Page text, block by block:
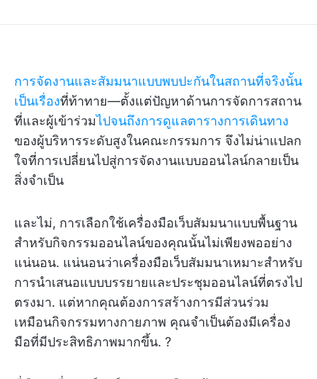
การจัดงานและสัมมนาแบบพบปะกันในสถานที่จริงนั้น
เป็นเรื่องที่ท้าทาย—ตั้งแต่ปัญหาด้านการจัดการสถาน
ที่และผู้เข้าร่วมไปจนถึงการดูแลตารางการเดินทาง
ของผู้บริหารระดับสูงในคณะกรรมการ จึงไม่น่าแปลก
ใจที่การเปลี่ยนไปสู่การจัดงานแบบออนไลน์กลายเป็น
สิ่งจำเป็น
และไม่, การเลือกใช้เครื่องมือเว็บสัมมนาแบบพื้นฐาน
สำหรับกิจกรรมออนไลน์ของคุณนั้นไม่เพียงพออย่าง
แน่นอน. แน่นอนว่าเครื่องมือเว็บสัมมนาเหมาะสำหรับ
การนำเสนอแบบบรรยายและประชุมออนไลน์ที่ตรงไป
ตรงมา. แต่หากคุณต้องการสร้างการมีส่วนร่วม
เหมือนกิจกรรมทางกายภาพ คุณจำเป็นต้องมีเครื่อง
มือที่มีประสิทธิภาพมากขึ้น. ?